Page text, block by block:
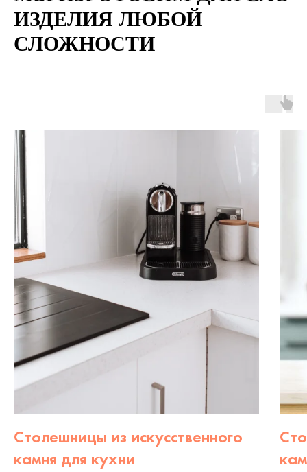
ИЗДЕЛИЯ ЛЮБОЙ
СЛОЖНОСТИ
Столешницы из искусственного
камня для кухни